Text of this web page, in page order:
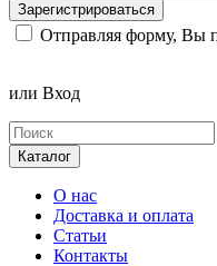
Зарегистрироваться
Отправляя форму, Вы
или Вход
Каталог
О нас
Доставка и оплата
Статьи
Контакты